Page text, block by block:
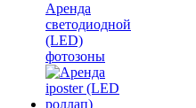
Аренда
светодиодной
(LED)
фотозоны